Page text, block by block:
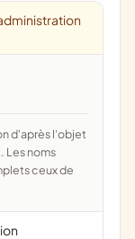
Les noms
ceux de